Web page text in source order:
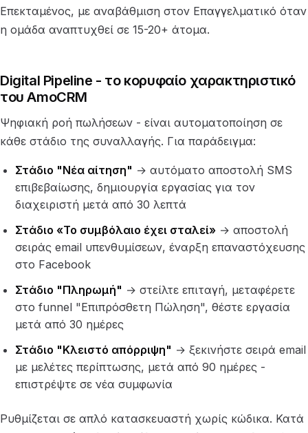
Επεκταμένος, με αναβάθμιση στον Επαγγελματικό όταν
η ομάδα αναπτυχθεί σε 15-20+ άτομα.
Digital Pipeline - το κορυφαίο χαρακτηριστικό
του AmoCRM
Ψηφιακή ροή πωλήσεων - είναι αυτοματοποίηση σε
κάθε στάδιο της συναλλαγής. Για παράδειγμα:
Στάδιο "Νέα αίτηση" → αυτόματο αποστολή SMS
επιβεβαίωσης, δημιουργία εργασίας για τον
διαχειριστή μετά από 30 λεπτά
Στάδιο «Το συμβόλαιο έχει σταλεί» → αποστολή
σειράς email υπενθυμίσεων, έναρξη επαναστόχευσης
στο Facebook
Στάδιο "Πληρωμή" → στείλτε επιταγή, μεταφέρετε
στο funnel "Επιπρόσθετη Πώληση", θέστε εργασία
μετά από 30 ημέρες
Στάδιο "Κλειστό απόρριψη" → ξεκινήστε σειρά email
με μελέτες περίπτωσης, μετά από 90 ημέρες -
επιστρέψτε σε νέα συμφωνία
Ρυθμίζεται σε απλό κατασκευαστή χωρίς κώδικα. Κατά